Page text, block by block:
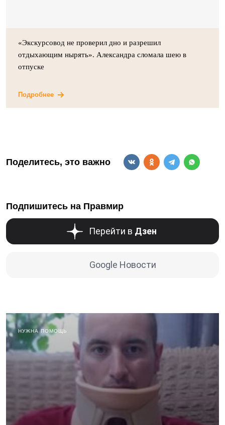
«Экскурсовод не проверил дно и разрешил
отдыхающим нырять». Александра сломала шею в
отпуске
Подробнее
Поделитесь, это важно
Подпишитесь на Правмир
Перейти в Дзен
Google Новости
НУЖНА ПОМОЩЬ